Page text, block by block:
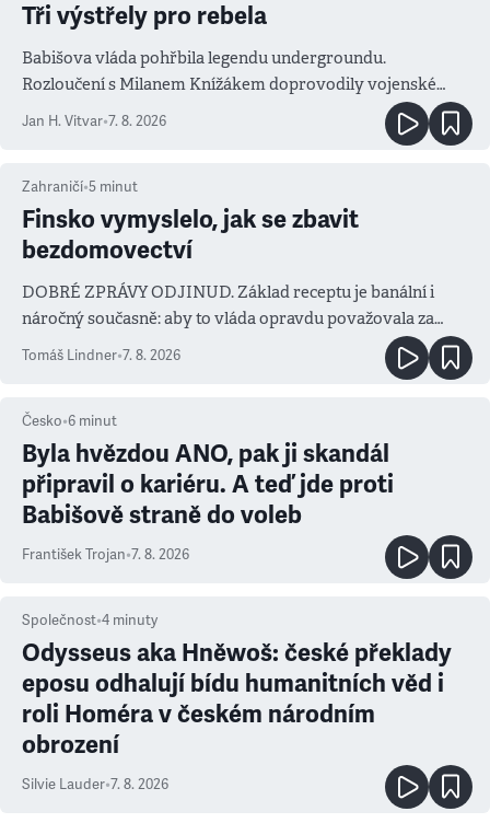
Tři výstřely pro rebela
Babišova vláda pohřbila legendu undergroundu.
Rozloučení s Milanem Knížákem doprovodily vojenské
salvy i kritika pokrokářů
Jan H. Vitvar•7. 8. 2026
Zahraničí•5 minut
Finsko vymyslelo, jak se zbavit
bezdomovectví
DOBRÉ ZPRÁVY ODJINUD. Základ receptu je banální i
náročný současně: aby to vláda opravdu považovala za
prioritu
Tomáš Lindner•7. 8. 2026
Česko•6 minut
Byla hvězdou ANO, pak ji skandál
připravil o kariéru. A teď jde proti
Babišově straně do voleb
František Trojan•7. 8. 2026
Společnost•4 minuty
Odysseus aka Hněwoš: české překlady
eposu odhalují bídu humanitních věd i
roli Homéra v českém národním
obrození
Silvie Lauder•7. 8. 2026